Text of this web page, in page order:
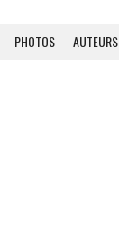
PHOTOS AUTEURS